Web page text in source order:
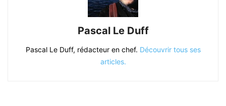
Pascal Le Duff
Pascal Le Duff, rédacteur en chef. Découvrir tous ses
articles.